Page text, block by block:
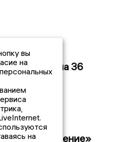
иск к
на 36
ЖК «Поколение»
вы
на
на